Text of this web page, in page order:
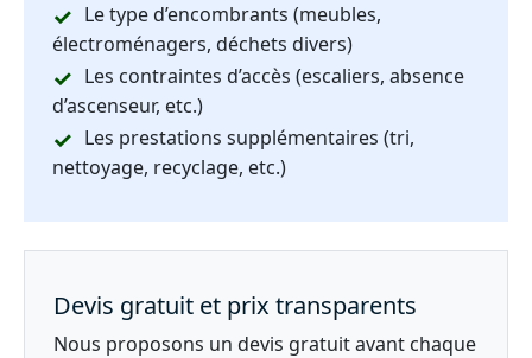
Le type d’encombrants (meubles,
électroménagers, déchets divers)
Les contraintes d’accès (escaliers, absence
d’ascenseur, etc.)
Les prestations supplémentaires (tri,
nettoyage, recyclage, etc.)
Devis gratuit et prix transparents
Nous proposons un devis gratuit avant chaque